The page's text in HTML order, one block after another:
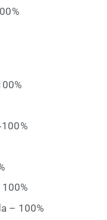
– 100%